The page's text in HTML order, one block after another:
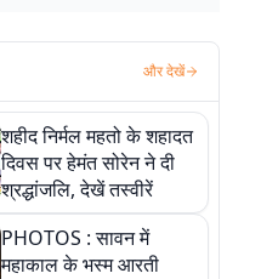
और देखें
शहीद निर्मल महतो के शहादत
दिवस पर हेमंत सोरेन ने दी
श्रद्धांजलि, देखें तस्वीरें
PHOTOS : सावन में
महाकाल के भस्म आरती